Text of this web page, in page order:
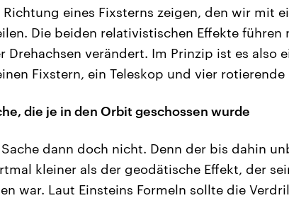
eines Fixsterns zeigen, den wir mit
Die beiden relativistischen Effekte führen
verändert. Im Prinzip ist es also
Fixstern, ein Teleskop und vier rotierende
die je in den Orbit geschossen wurde
dann doch nicht. Denn der bis dahin
kleiner als der geodätische Effekt, der
war. Laut Einsteins Formeln sollte die